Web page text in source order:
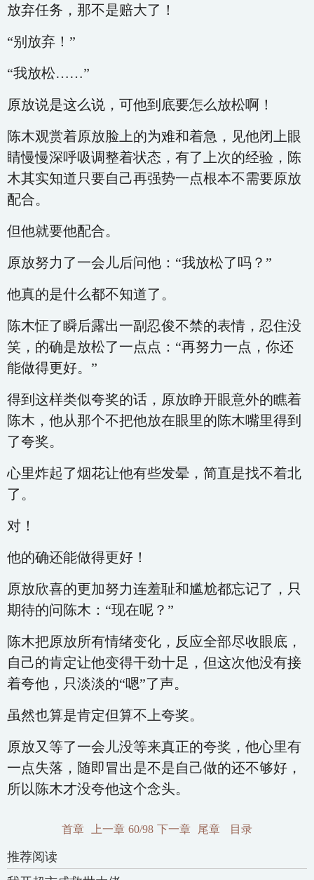
放弃任务，那不是赔大了！
“别放弃！”
“我放松……”
原放说是这么说，可他到底要怎么放松啊！
陈木观赏着原放脸上的为难和着急，见他闭上眼
睛慢慢深呼吸调整着状态，有了上次的经验，陈
木其实知道只要自己再强势一点根本不需要原放
配合。
但他就要他配合。
原放努力了一会儿后问他：“我放松了吗？”
他真的是什么都不知道了。
陈木怔了瞬后露出一副忍俊不禁的表情，忍住没
笑，的确是放松了一点点：“再努力一点，你还
能做得更好。”
得到这样类似夸奖的话，原放睁开眼意外的瞧着
陈木，他从那个不把他放在眼里的陈木嘴里得到
了夸奖。
心里炸起了烟花让他有些发晕，简直是找不着北
了。
对！
他的确还能做得更好！
原放欣喜的更加努力连羞耻和尴尬都忘记了，只
期待的问陈木：“现在呢？”
陈木把原放所有情绪变化，反应全部尽收眼底，
自己的肯定让他变得干劲十足，但这次他没有接
着夸他，只淡淡的“嗯”了声。
虽然也算是肯定但算不上夸奖。
原放又等了一会儿没等来真正的夸奖，他心里有
一点失落，随即冒出是不是自己做的还不够好，
所以陈木才没夸他这个念头。
首章 上一章 60/98 下一章 尾章 目录
推荐阅读